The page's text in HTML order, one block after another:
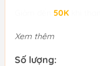
50K
Xem thêm
Số lượng: